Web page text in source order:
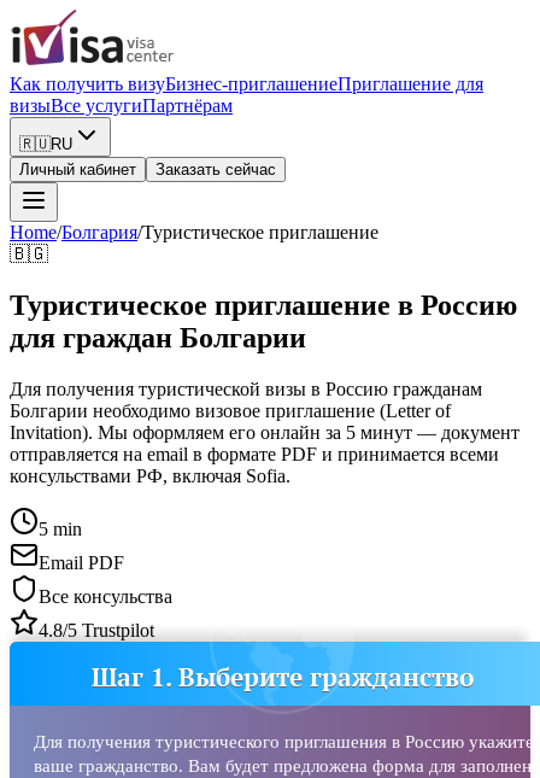
Как получить визуБизнес-приглашениеПриглашение для
визыВсе услугиПартнёрам
🇷🇺RU
Личный кабинет
Заказать сейчас
Home/Болгария/Туристическое приглашение
🇧🇬
Туристическое приглашение в Россию
для граждан Болгарии
Для получения туристической визы в Россию гражданам
Болгарии необходимо визовое приглашение (Letter of
Invitation). Мы оформляем его онлайн за 5 минут — документ
отправляется на email в формате PDF и принимается всеми
консульствами РФ, включая Sofia.
5 min
Email PDF
Все консульства
4.8/5 Trustpilot
Шаг 1. Выберите гражданство
Для получения туристического приглашения в Россию укажите
ваше гражданство. Вам будет предложена форма для